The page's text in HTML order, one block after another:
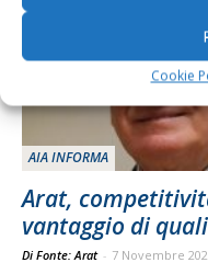
Cookie
AIA INFORMA
Arat,
vantaggio di
Di Fonte: Arat - 7 Novembre